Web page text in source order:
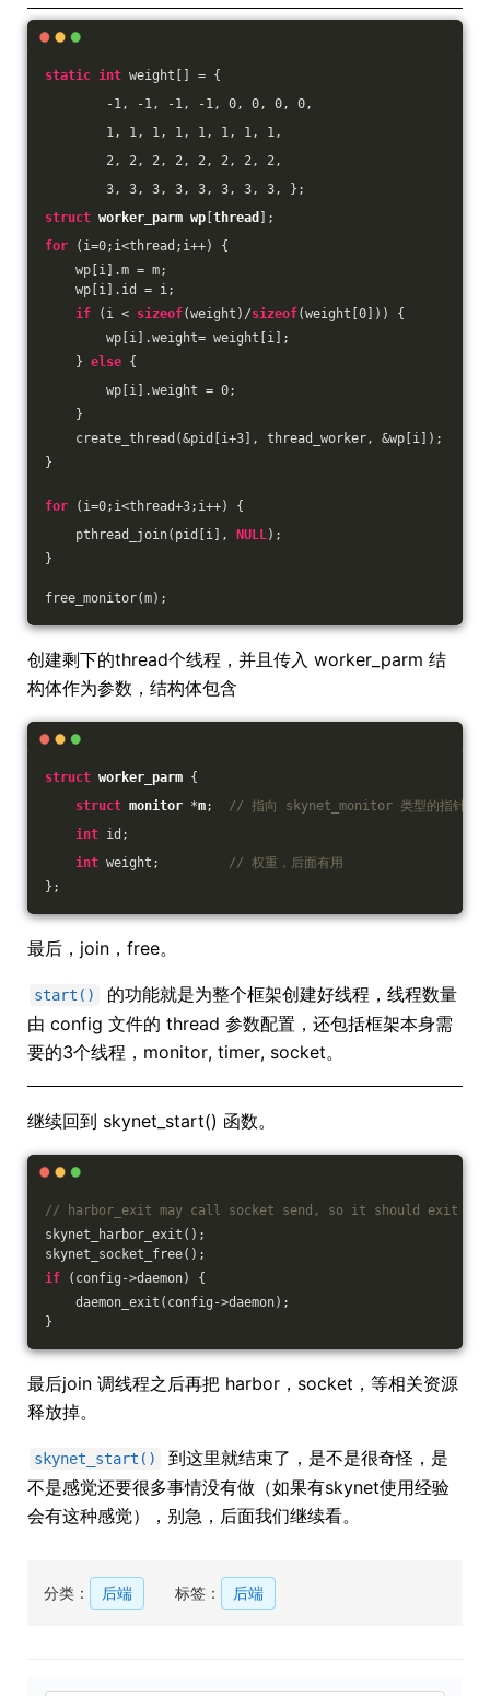
static int weight[] = {
-1, -1, -1, -1, 0, 0, 0, 0,
1, 1, 1, 1, 1, 1, 1, 1,
2, 2, 2, 2, 2, 2, 2, 2,
3, 3, 3, 3, 3, 3, 3, 3, };
struct worker_parm wp thread
];
for (i=0;i<thread;i++) {
wp[i].m = m;
wp[i].id = i;
if (i < sizeof(weight)/sizeof(weight[ 0 ])) {
wp[i].weight= weight[i];
} else {
wp[i].weight = 0;
}
create_thread(&pid[i+3 ], thread_worker, &wp[i]);
}
for (i=0;i<thread+3;i++) {
pthread_join(pid[i],
NULL);
}
free_monitor(m);
创建剩下的thread个线程，并且传入 worker_parm 结
构体作为参数，结构体包含
struct worker_parm {
struct monitor *m;
// 指向 skynet_monitor 类型的指针
int id;
int weight; // 权重，后面有用
};
最后，join，free。
start()
的功能就是为整个框架创建好线程，线程数量
由 config 文件的 thread 参数配置，还包括框架本身需
要的3个线程，monitor, timer, socket。
继续回到 skynet_start() 函数。
// harbor_exit may call socket send, so it should exit
skynet_harbor_exit();
skynet_socket_free();
if (config->daemon) {
daemon_exit(config->daemon);
}
最后join 调线程之后再把 harbor，socket，等相关资源
释放掉。
skynet_start()
到这里就结束了，是不是很奇怪，是
不是感觉还要很多事情没有做（如果有skynet使用经验
会有这种感觉），别急，后面我们继续看。
分类： 后端 标签： 后端